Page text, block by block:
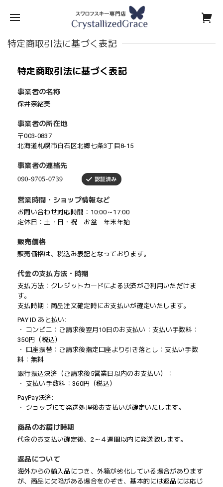
特定商取引法に基づく表記
特定商取引法に基づく表記
事業者の名称
保井奈緒美
事業者の所在地
〒003-0837
北海道札幌市白石区北郷七条3丁目8-15
事業者の連絡先
営業時間・ショップ情報など
お問い合わせ対応時間：10:00～17:00
定休日：土・日・祝 お盆 年末年始
販売価格
販売価格は、税込み表記となっております。
代金の支払方法・時期
支払方法：クレジットカードによる決済がご利用いただけま
す。
支払時期：商品注文確定時にお支払いが確定いたします。
PAY ID あと払い:
・ コンビニ：ご請求後翌月10日のお支払い：支払い手数料：
350円（税込）
・ 口座振替：ご請求後指定口座より引き落とし：支払い手数
料：無料
銀行振込決済（ご請求後5営業日以内のお支払い）：
・ 支払い手数料：360円（税込）
PayPay決済:
・ ショップにて発送処理後お支払いが確定いたします。
商品のお届け時期
代金のお支払い確定後、2～４週間以内に発送致します。
返品について
海外からの輸入品につき、外箱が劣化している場合があります
が、商品に欠陥がある場合をのぞき、基本的には返品には応じ